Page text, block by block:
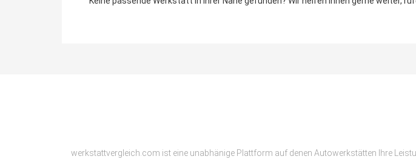
werkstattvergleich.com ist eine unabhänige Plattform auf denen Autowerkstätten Ihre